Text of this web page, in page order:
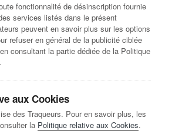
fonctionnalité de désinscription fournie
services listés dans le présent
peuvent en savoir plus sur les options
refuser en général de la publicité ciblée
consultant la partie dédiée de la Politique
aux Cookies
des Traqueurs. Pour en savoir plus, les
la Politique relative aux Cookies.